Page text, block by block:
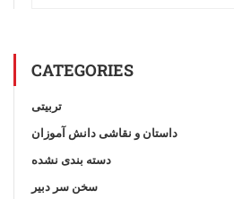
CATEGORIES
تربیتی
داستان و نقاشی دانش آموزان
دسته بندی نشده
سخن سر دبیر